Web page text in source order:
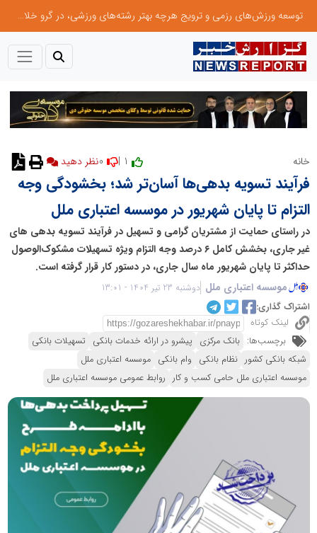
توسعه ورزش‌های رزمی و ترویج هرچه بهتر رشته‌های ورزشی، در گرو خلاقیت و نوآوری است
خانه نظر دهید
فرآیند تسویه بدهی‌ها آسان‌تر شد؛ بخشودگی وجه
التزام تا پایان شهریور در موسسه اعتباری ملل
در راستای حمایت از مشتریان گرامی و تسهیل در فرآیند تسویه بدهی های
غیر جاری، بخشش کامل ۶ درصد وجه التزام ویژه تسهیلات مشکوک‌الوصول
حداکثر تا پایان شهریور ماه سال جاری، در دستور کار قرار گرفته است.
موسسه اعتباری ملل دوشنبه 23 تیر 1404 - 13:01
اشتراک گذاری:
لینک کوتاه
برچسب‌ها: بانک مرکزی پیشرو در ارائه خدمات بانکی تسهیلات بانکی
شبکه بانکی کشور نظام بانکی وام بانکی موسسه اعتباری ملل
موسسه اعتباری ملل حامی کسب و کار روابط عمومی موسسه اعتباری ملل